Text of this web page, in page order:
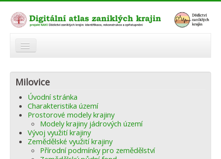
Modelová území
Zaniklé krajiny
Odkazy
Fórum
Milovice
Úvodní stránka
Charakteristika území
Prostorové modely krajiny
Modely krajiny jádrových území
Vývoj využití krajiny
Zemědělské využití krajiny
Přírodní podmínky pro zemědělství